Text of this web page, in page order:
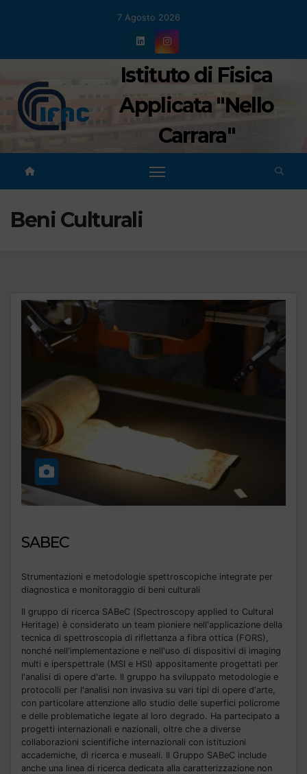
7 Agosto 2026
Istituto di Fisica
Applicata "Nello
Carrara"
Beni Culturali
SABEC
Strumentazioni e metodologie spettroscopiche integrate per
diagnostica e monitoraggio di beni culturali
Il gruppo di ricerca SABeC (Spectroscopy applied to Cultural
Heritage) è considerato un team pioniere nell'applicazione della
tecnica di spettroscopia di riflettanza a fibra ottica (FORS),
nonché nell'implementazione e nell'uso di dispositivi di imaging
multi e iperspettrale (MSI e HSI) appositamente progettati per
l'analisi di opere d'arte. Il gruppo ha sviluppato metodologie e
protocolli per l'analisi non invasiva su vari tipi di opere d'arte,
con particolare attenzione allo studio delle superfici policrome
e delle problematiche legate al loro degrado. Ha partecipato a
progetti internazionali e nazionali, oltre che a diverse
collaborazioni scientifiche internazionali con istituzioni
accademiche, di ricerca e museali. Il Gruppo SABeC include
anche una linea di ricerca dedicata alla caratterizzazione non